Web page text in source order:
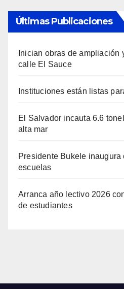
Últimas Publicaciones
Inician obras de ampliación
calle El Sauce
Instituciones están listas
El Salvador incauta 6.6
alta mar
Presidente Bukele inaugura
escuelas
Arranca año lectivo 2026
de estudiantes